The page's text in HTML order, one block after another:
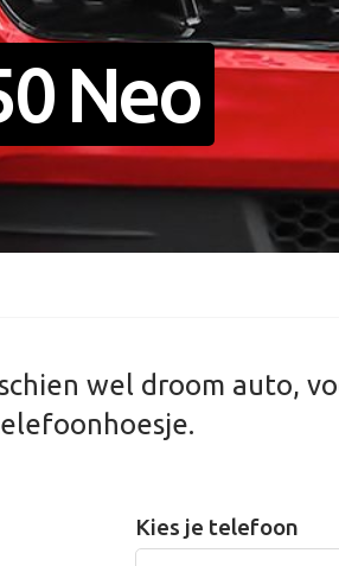
Neo
wel droom auto,
Kies je telefoon